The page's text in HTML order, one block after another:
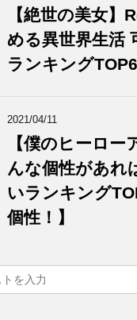
【絶世の美女】
める異世界生活
ランキングTOP6
2021/04/11
【僕のヒーロー
んな個性があれ
いランキング
個性！】